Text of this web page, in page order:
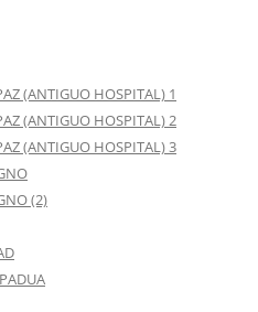
(ANTIGUO HOSPITAL) 1
(ANTIGUO HOSPITAL) 2
(ANTIGUO HOSPITAL) 3
(2)